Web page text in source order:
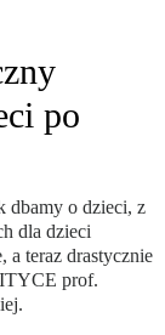
po
dbamy o dzieci, z
dla dzieci
a teraz drastycznie
prof.